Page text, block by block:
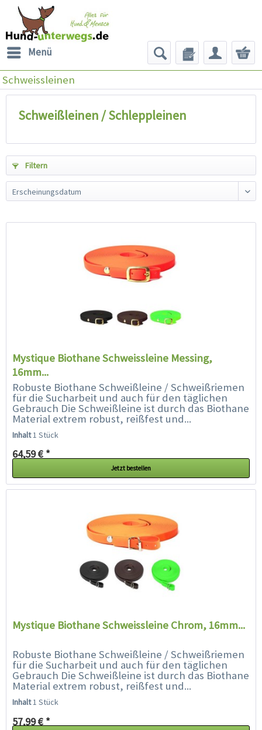
Menü
Schweissleinen
Schweißleinen / Schleppleinen
Filtern
Mystique Biothane Schweissleine Messing,
16mm...
Robuste Biothane Schweißleine / Schweißriemen
für die Sucharbeit und auch für den täglichen
Gebrauch Die Schweißleine ist durch das Biothane
Material extrem robust, reißfest und...
Inhalt1 Stück
64,59 € *
Jetzt bestellen
Mystique Biothane Schweissleine Chrom, 16mm...
Robuste Biothane Schweißleine / Schweißriemen
für die Sucharbeit und auch für den täglichen
Gebrauch Die Schweißleine ist durch das Biothane
Material extrem robust, reißfest und...
Inhalt1 Stück
57,99 € *